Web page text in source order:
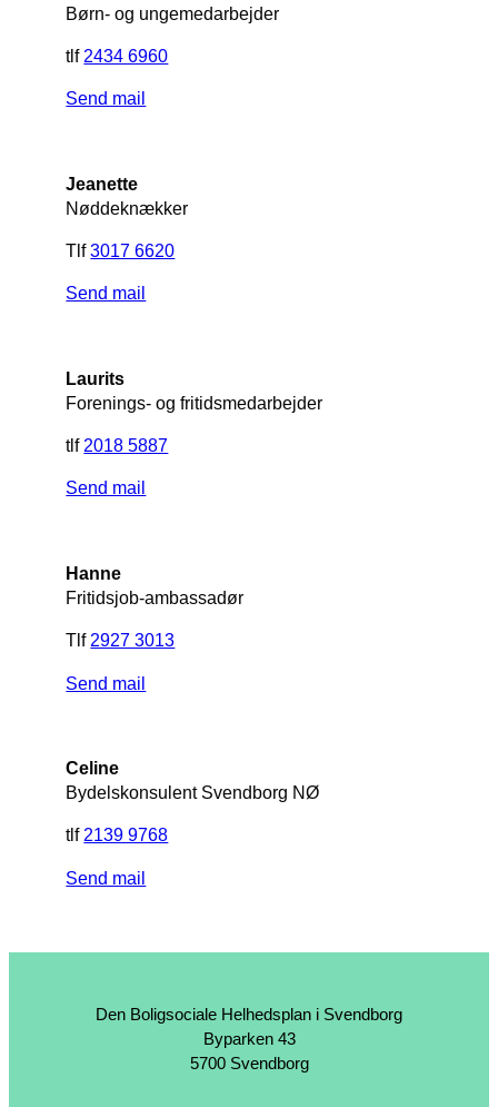
Børn- og ungemedarbejder
tlf 2434 6960
Send mail
Jeanette
Nøddeknækker
Tlf3017 6620
Send mail
Laurits
Forenings- og fritidsmedarbejder
tlf 2018 5887
Send mail
Hanne
Fritidsjob-ambassadør
Tlf 2927 3013
Send mail
Celine
Bydelskonsulent Svendborg NØ
tlf 2139 9768
Send mail
Den Boligsociale Helhedsplan i Svendborg
Byparken 43
5700 Svendborg